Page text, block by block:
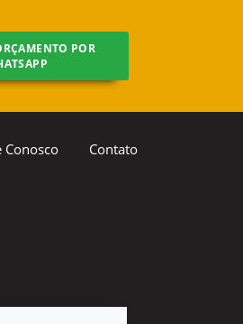
POR
Conosco Contato